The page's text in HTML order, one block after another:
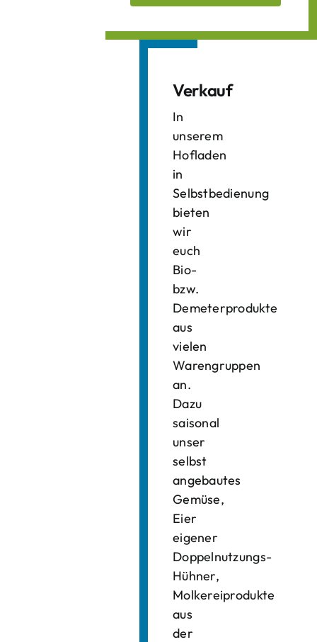
Verkauf
In
unserem
Hofladen
in
Selbstbedienung
bieten
wir
euch
Bio-
bzw.
Demeterprodukte
aus
vielen
Warengruppen
an.
Dazu
saisonal
unser
selbst
angebautes
Gemüse,
Eier
eigener
Doppelnutzungs-
Hühner,
Molkereiprodukte
aus
der